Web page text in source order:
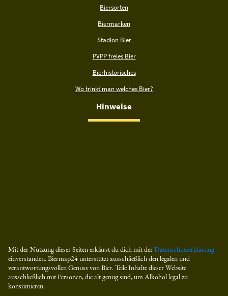
Biersorten
Biermarken
Stadion Bier
PVPP freies Bier
Bierhistorisches
Wo trinkt man welches Bier?
Hinweise
Mit der Nutzung dieser Seiten erklärst du dich mit derDatenschutzerklärung
einverstanden. Biermap24 unterstützt ausschließlich den legalen und
verantwortungsvollen Genuss von Bier. Teile Inhalte dieser Website
ausschließlich mit Personen, die alt genug sind, um Alkohol legal zu
konsumieren.